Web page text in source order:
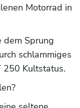
Motorrad in
dem Sprung
schlammiges
250 Kultstatus.